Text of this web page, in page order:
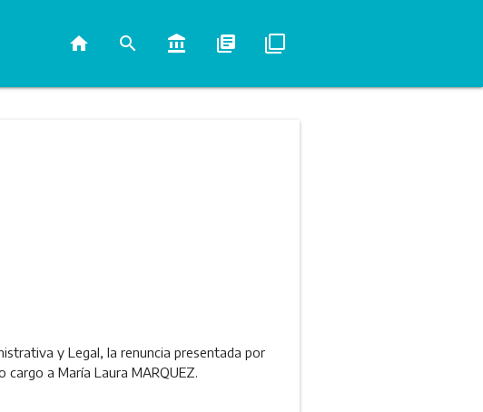
home search account_balance library_books filter_none
y Legal, la renuncia presentada por
a María Laura MARQUEZ.